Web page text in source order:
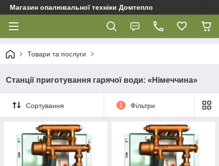
Магазин опалювальної техніки Домтепло
Товари та послуги
Станції приготування гарячої води: «Німеччина»
Сортування 1 Фільтри